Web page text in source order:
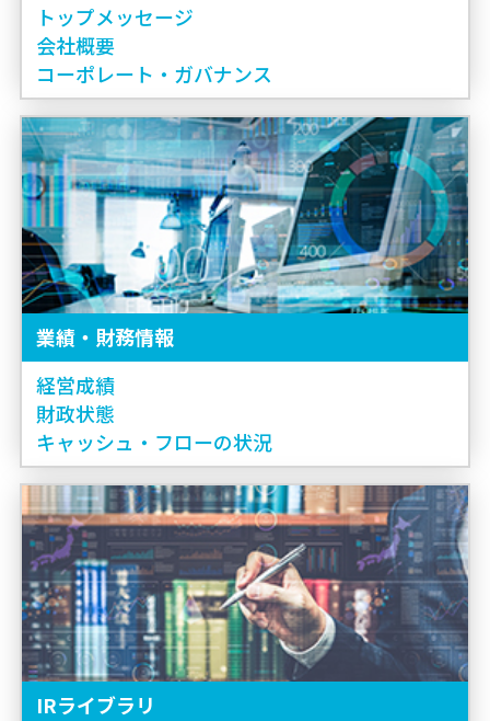
トップメッセージ
会社概要
コーポレート・ガバナンス
業績・財務情報
経営成績
財政状態
キャッシュ・フローの状況
IRライブラリ